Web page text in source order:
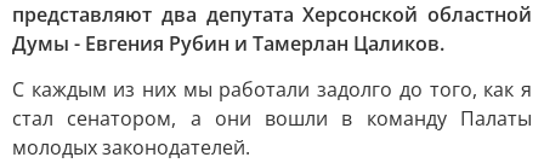
представляют два депутата Херсонской областной
Думы - Евгения Рубин и Тамерлан Цаликов.
С каждым из них мы работали задолго до того, как я
стал сенатором, а они вошли в команду Палаты
молодых законодателей.